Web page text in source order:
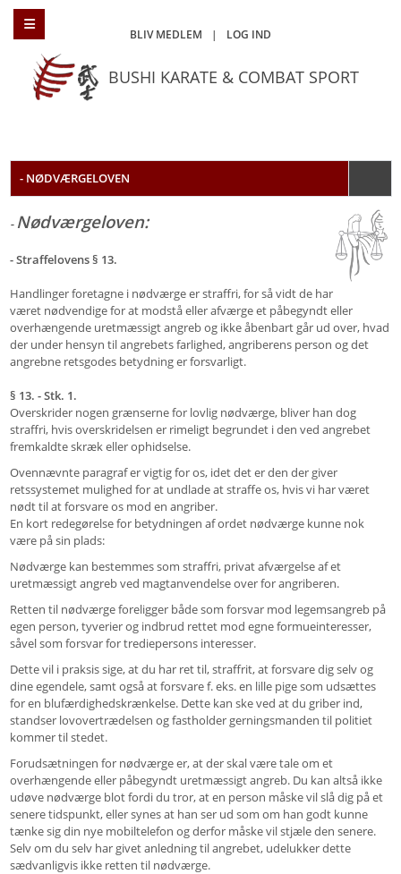
BLIV MEDLEM | LOG IND
BUSHI KARATE & COMBAT SPORT
- NØDVÆRGELOVEN
- Nødværgeloven:
- Straffelovens § 13.
Handlinger foretagne i nødværge er straffri, for så vidt de har
været nødvendige for at modstå eller afværge et påbegyndt eller
overhængende uretmæssigt angreb og ikke åbenbart går ud over, hvad
der under hensyn til angrebets farlighed, angriberens person og det
angrebne retsgodes betydning er forsvarligt.
§ 13. -Stk. 1.
Overskrider nogen grænserne for lovlig nødværge, bliver han dog
straffri, hvis overskridelsen er rimeligt begrundet i den ved angrebet
fremkaldte skræk eller ophidselse.
Ovennævnte paragraf er vigtig for os, idet det er den der giver
retssystemet mulighed for at undlade at straffe os, hvis vi har været
nødt til at forsvare os mod en angriber.
En kort redegørelse for betydningen af ordet nødværge kunne nok
være på sin plads:
Nødværge kan bestemmes som straffri, privat afværgelse af et
uretmæssigt angreb ved magtanvendelse over for angriberen.
Retten til nødværge foreligger både som forsvar mod legemsangreb på
egen person, tyverier og indbrud rettet mod egne formueinteresser,
såvel som forsvar for trediepersons interesser.
Dette vil i praksis sige, at du har ret til, straffrit, at forsvare dig selv og
dine egendele, samt også at forsvare f. eks. en lille pige som udsættes
for en blufærdighedskrænkelse. Dette kan ske ved at du griber ind,
standser lovovertrædelsen og fastholder gerningsmanden til politiet
kommer til stedet.
Forudsætningen for nødværge er, at der skal være tale om et
overhængende eller påbegyndt uretmæssigt angreb. Du kan altså ikke
udøve nødværge blot fordi du tror, at en person måske vil slå dig på et
senere tidspunkt, eller synes at han ser ud som om han godt kunne
tænke sig din nye mobiltelefon og derfor måske vil stjæle den senere.
Selv om du selv har givet anledning til angrebet, udelukker dette
sædvanligvis ikke retten til nødværge.